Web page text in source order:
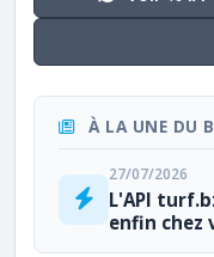
À LA UNE DU
27/07/2026
L'API
enfin chez